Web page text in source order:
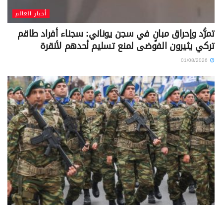
أخبار العالم
تمرُّد وإحراق مبانٍ في سجن يوناني: سجناء أفراد طاقم
تركي يثيرون الفوضى لمنع تسليم أحدهم لأنقرة